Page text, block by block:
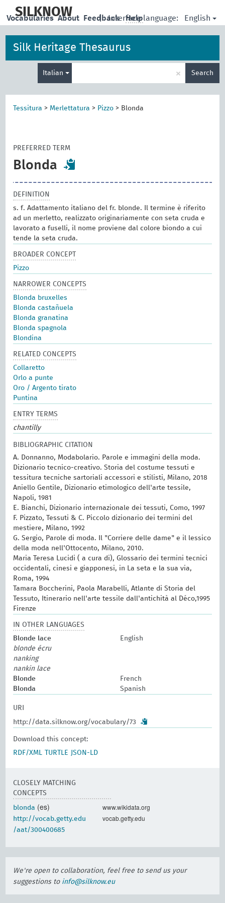
main
SILKNOW | Interface language: English
Vocabularies About Feedback Help
Silk Heritage Thesaurus
Italian × Search
Tessitura > Merlettatura > Pizzo > Blonda
PREFERRED TERM
Blonda
DEFINITION
s. f. Adattamento italiano del fr. blonde. Il termine è riferito
ad un merletto, realizzato originariamente con seta cruda e
lavorato a fuselli, il nome proviene dal colore biondo a cui
tende la seta cruda.
BROADER CONCEPT
Pizzo
NARROWER CONCEPTS
Blonda bruxelles
Blonda castañuela
Blonda granatina
Blonda spagnola
Blondina
RELATED CONCEPTS
Collaretto
Orlo a punte
Oro / Argento tirato
Puntina
ENTRY TERMS
chantilly
BIBLIOGRAPHIC CITATION
A. Donnanno, Modabolario. Parole e immagini della moda.
Dizionario tecnico-creativo. Storia del costume tessuti e
tessitura tecniche sartoriali accessori e stilisti, Milano, 2018
Aniello Gentile, Dizionario etimologico dell'arte tessile,
Napoli, 1981
E. Bianchi, Dizionario internazionale dei tessuti, Como, 1997
F. Pizzato, Tessuti & C. Piccolo dizionario dei termini del
mestiere, Milano, 1992
G. Sergio, Parole di moda. Il "Corriere delle dame" e il lessico
della moda nell'Ottocento, Milano, 2010.
Maria Teresa Lucidi ( a cura di), Glossario dei termini tecnici
occidentali, cinesi e giapponesi, in La seta e la sua via,
Roma, 1994
Tamara Boccherini, Paola Marabelli, Atlante di Storia del
Tessuto, Itinerario nell'arte tessile dall'antichità al Déco,1995
Firenze
IN OTHER LANGUAGES
Blonde lace
English
blonde écru
nanking
nankin lace
Blonde
French
Blonda
Spanish
URI
http://data.silknow.org/vocabulary/73
Download this concept:
RDF/XML
TURTLE JSON-LD
CLOSELY MATCHING
CONCEPTS
blonda (es) www.wikidata.org
http://vocab.getty.edu
/aat/300400685
vocab.getty.edu
We're open to collaboration, feel free to send us your
suggestions to info@silknow.eu